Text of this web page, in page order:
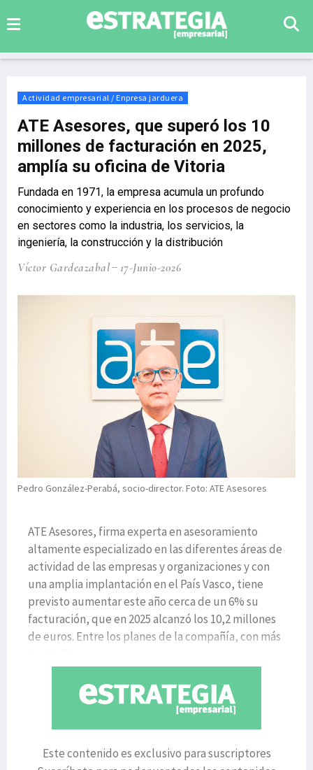
Actividad empresarial / Enpresa jarduera
ATE Asesores, que superó los 10
millones de facturación en 2025,
amplía su oficina de Vitoria
Fundada en 1971, la empresa acumula un profundo
conocimiento y experiencia en los procesos de negocio
en sectores como la industria, los servicios, la
ingeniería, la construcción y la distribución
Víctor Gardeazabal 17-Junio-2026
Pedro González-Perabá, socio-director. Foto: ATE Asesores
ATE Asesores, firma experta en asesoramiento
altamente especializado en las diferentes áreas de
actividad de las empresas y organizaciones y con
una amplia implantación en el País Vasco, tiene
previsto aumentar este año cerca de un 6% su
facturación, que en 2025 alcanzó los 10,2 millones
de euros. Entre los planes de la compañía, con más
Este contenido es exclusivo para suscriptores